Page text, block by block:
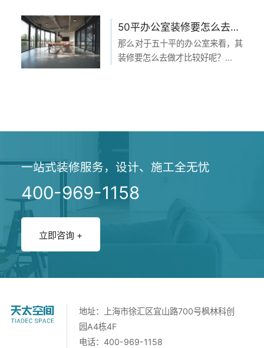
50平办公室装修要怎么去做？
那么对于五十平的办公室来看，其
装修要怎么去做才比较好呢？...
一站式装修服务，设计、施工全无忧
400-969-1158
立即咨询 +
地址：上海市徐汇区宜山路700号枫林科创
园A4栋4F
电话：400-969-1158